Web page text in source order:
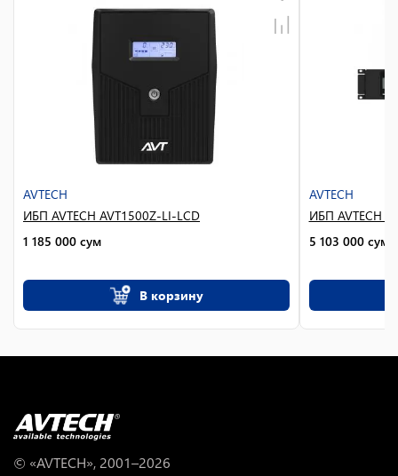
AVTECH
ИБП AVTECH AVT1500Z-LI-LCD
1 185 000 сум
В корзину
AVTECH
ИБП AVTECH
5 103 000 сум
© «AVTECH», 2001–2026